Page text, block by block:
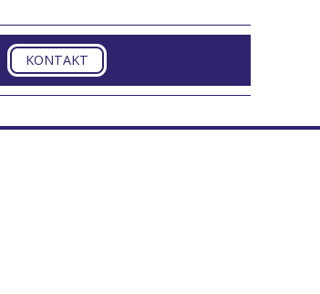
KONTAKT